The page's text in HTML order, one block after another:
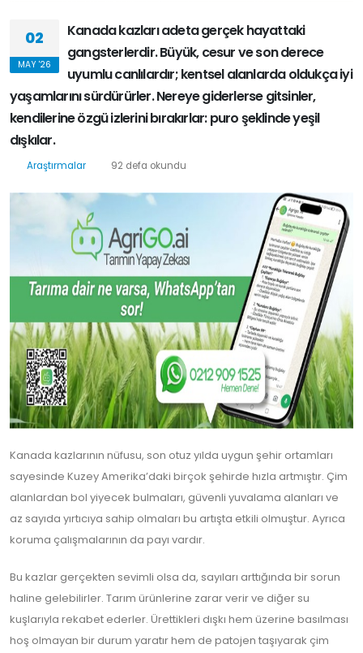
02
MAY '26
Kanada kazları adeta gerçek hayattaki
gangsterlerdir. Büyük, cesur ve son derece
uyumlu canlılardır; kentsel alanlarda oldukça iyi
yaşamlarını sürdürürler. Nereye giderlerse gitsinler,
kendilerine özgü izlerini bırakırlar: puro şeklinde yeşil
dışkılar.
Araştırmalar 92 defa okundu
Kanada kazlarının nüfusu, son otuz yılda uygun şehir ortamları
sayesinde Kuzey Amerika’daki birçok şehirde hızla artmıştır. Çim
alanlardan bol yiyecek bulmaları, güvenli yuvalama alanları ve
az sayıda yırtıcıya sahip olmaları bu artışta etkili olmuştur. Ayrıca
koruma çalışmalarının da payı vardır.
Bu kazlar gerçekten sevimli olsa da, sayıları arttığında bir sorun
haline gelebilirler. Tarım ürünlerine zarar verir ve diğer su
kuşlarıyla rekabet ederler. Ürettikleri dışkı hem üzerine basılması
hoş olmayan bir durum yaratır hem de patojen taşıyarak çim